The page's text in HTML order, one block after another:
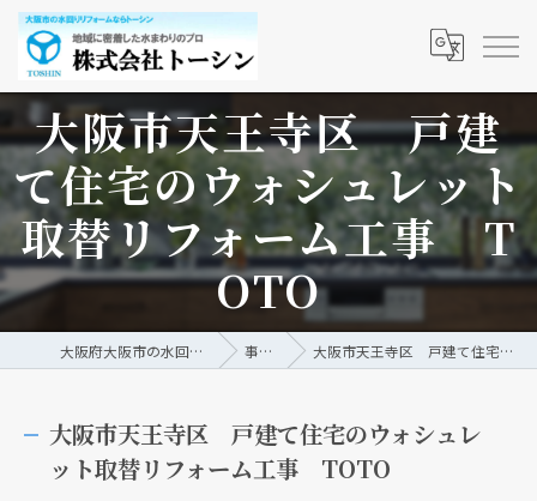
大阪市天王寺区 戸建
て住宅のウォシュレット
取替リフォーム工事 T
OTO
大阪府大阪市の水回りリフォームなら株式会社トーシン 事例/ブログ 大阪市天王寺区 戸建て住宅のウォシュレット取替リフォーム工事 TOTO
大阪市天王寺区 戸建て住宅のウォシュレ
ット取替リフォーム工事 TOTO